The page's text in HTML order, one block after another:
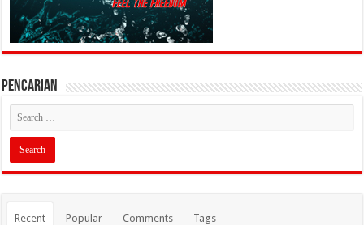
PENCARIAN
Recent Popular Comments Tags